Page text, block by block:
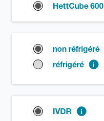
HettCube 600
non réfrigéré
réfrigéré
IVDR